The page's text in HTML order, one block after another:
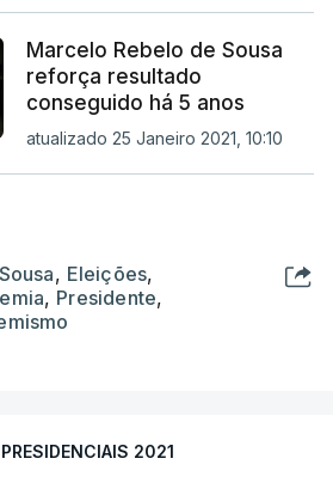
Marcelo Rebelo de Sousa
reforça resultado
conseguido há 5 anos
atualizado 25 Janeiro 2021, 10:10
, Eleições,
, Presidente,
2021